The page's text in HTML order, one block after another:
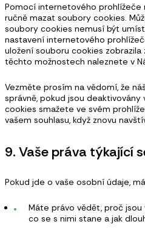
Pomocí internetového
ručně mazat soubory cookies.
soubory cookies nemusí být
nastavení internetového
uložení souboru cookies zobrazila
těchto možnostech naleznete v
Vezměte prosím na vědomí, že
správně, pokud jsou deaktivovány
cookies smažete ve svém
vašem souhlasu, když znovu
9. Vaše práva týkající
Pokud jde o vaše osobní údaje,
Máte právo vědět, proč
co se s nimi stane a jak